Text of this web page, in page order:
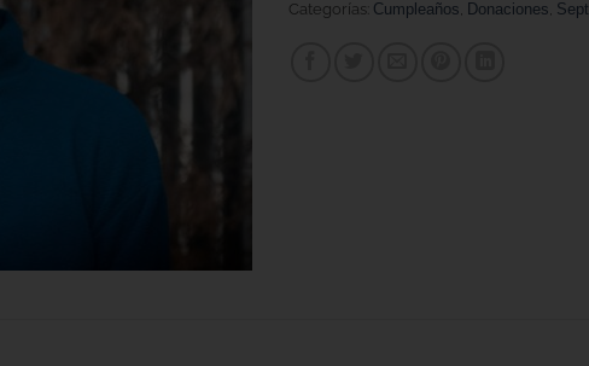
Categorías: Cumpleaños Donaciones